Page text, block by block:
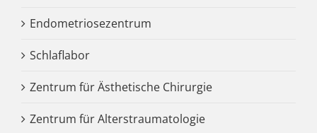
Endometriosezentrum
Schlaflabor
Zentrum für Ästhetische Chirurgie
Zentrum für Alterstraumatologie